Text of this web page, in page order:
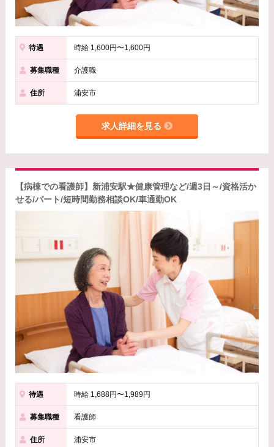
待遇 時給 1,600円〜1,600円
募集職種 介護職
住所 浦安市
求人詳細を見る
【病棟での看護師】新浦安駅★健康管理など/週3日～/資格活か
せる/パート/短時間勤務相談OK/車通勤OK
待遇 時給 1,688円〜1,989円
募集職種 看護師
住所 浦安市